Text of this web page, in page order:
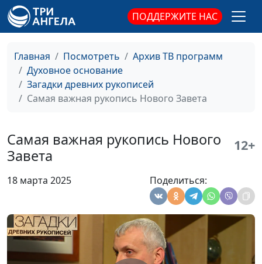
ПОДДЕРЖИТЕ НАС
Главная Посмотреть
Архив ТВ программ
Духовное основание
Загадки древних рукописей
Самая важная рукопись Нового Завета
Самая важная рукопись Нового
Завета
12+
18 марта 2025 Поделиться:
когда, почему
священнослужитель,
филолог, литературовед,
священнослужитель,
историк, богослов
Пасха и
Александр Богданенков,
Олег Габрусевич,
священнослужитель,
Как смерть работает
Александр Богданенков,
священнослужитель,
филолог, литературовед,
Олег Габрусевич,
священнослужитель,
историк, богослов
#136